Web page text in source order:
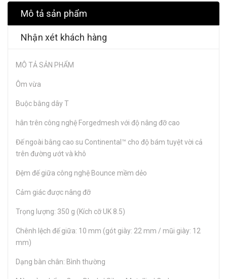
Mô tả sản phẩm
Nhận xét khách hàng
MÔ TẢ SẢN PHẨM
Ôm vừa
Buộc bằng dây T
hân trên công nghệ Forgedmesh với độ nâng đỡ cao
Đế ngoài bằng cao su Continental™ cho độ bám tuyệt vời cả
trên đường ướt và khô
Đệm đế giữa công nghệ Bounce mềm dẻo
Cảm giác được nâng đỡ
Trọng lượng: 350 g (Kích cỡ UK 8.5)
Chênh lệch đế giữa: 10 mm (gót giày: 22 mm / mũi giày: 12
mm)
Dạng bàn chân: Bình thường